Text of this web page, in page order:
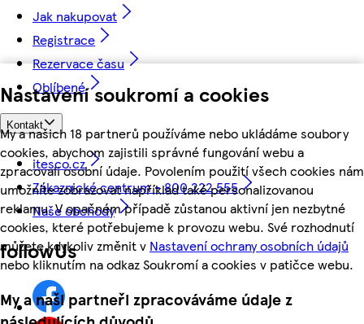
Nastavení soukromí a cookies
My a našich 18 partnerů používáme nebo ukládáme soubory
cookies, abychom zajistili správné fungování webu a
zpracovali osobní údaje. Povolením použití všech cookies nám
umožníte zobrazovat například také personalizovanou
reklamu. V opačném případě zůstanou aktivní jen nezbytné
cookies, které potřebujeme k provozu webu. Své rozhodnutí
můžete kdykoliv změnit v Nastavení ochrany osobních údajů
nebo kliknutím na odkaz Soukromí a cookies v patičce webu.
My a naši partneři zpracováváme údaje z
Jak nakupovat
Registrace
Rezervace času
Oblíbené
Kontakt
itesco.cz
Zákaznické centrum - 800 222 555
Naše obchody
followUs